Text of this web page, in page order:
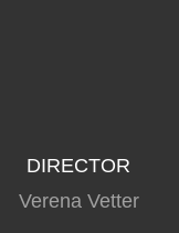
DIRECTOR
Verena Vetter